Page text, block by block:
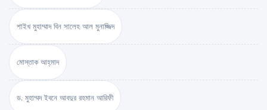
শাইখ মুহাম্মাদ বিন সালেহ আল মুনাজ্জিদ
মোস্তাক আহ্‌মাদ
ড. মুহাম্মদ ইবনে আবদুর রহমান আরিফী